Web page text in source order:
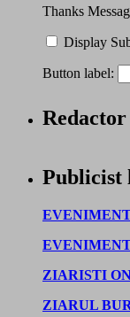
Thanks
Display
Button label:
Redactor
Publicist
ZIARISTI
ZIARUL